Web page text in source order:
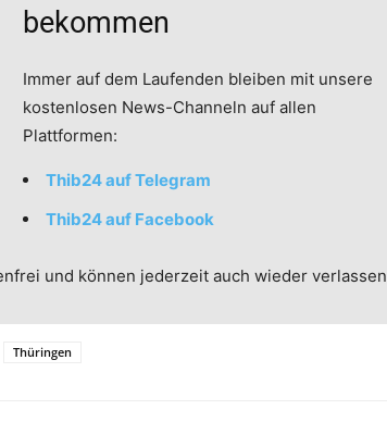
bekommen
Immer auf dem Laufenden bleiben mit unsere
kostenlosen News-Channeln auf allen
Plattformen:
Thib24 auf Telegram
Thib24 auf Facebook
und können jederzeit auch wieder verlassen
Thüringen